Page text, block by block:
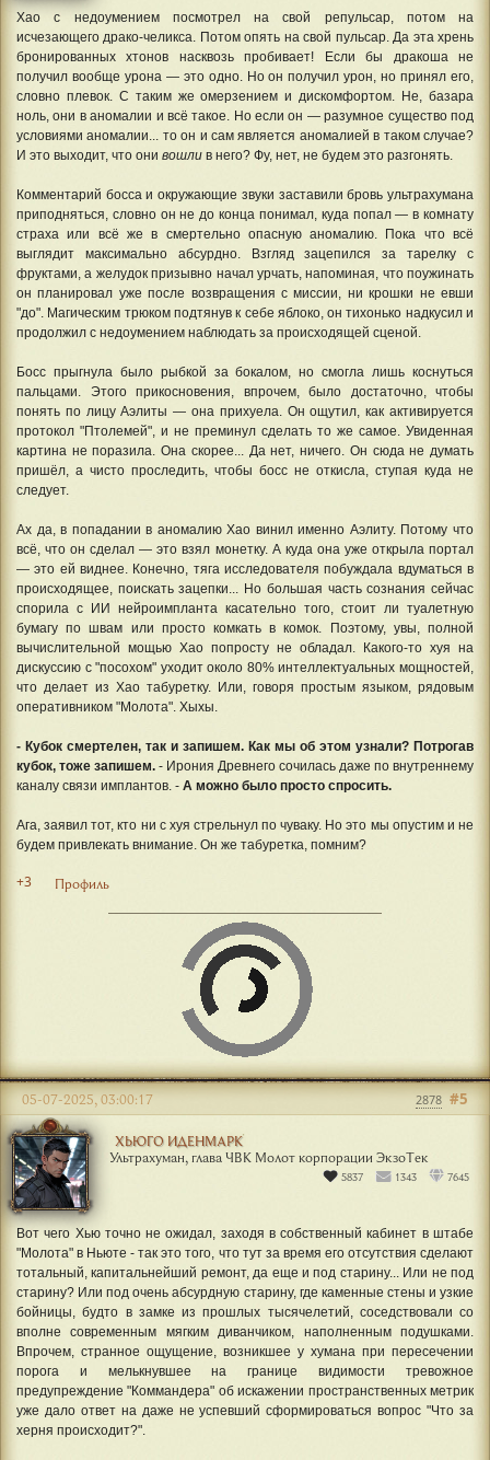
Хао с недоумением посмотрел на свой репульсар, потом на
исчезающего драко-челикса. Потом опять на свой пульсар. Да эта хрень
бронированных хтонов насквозь пробивает! Если бы дракоша не
получил вообще урона — это одно. Но он получил урон, но принял его,
словно плевок. С таким же омерзением и дискомфортом. Не, базара
ноль, они в аномалии и всё такое. Но если он — разумное существо под
условиями аномалии... то он и сам является аномалией в таком случае?
И это выходит, что они вошли в него? Фу, нет, не будем это разгонять.
Комментарий босса и окружающие звуки заставили бровь ультрахумана
приподняться, словно он не до конца понимал, куда попал — в комнату
страха или всё же в смертельно опасную аномалию. Пока что всё
выглядит максимально абсурдно. Взгляд зацепился за тарелку с
фруктами, а желудок призывно начал урчать, напоминая, что поужинать
он планировал уже после возвращения с миссии, ни крошки не евши
"до". Магическим трюком подтянув к себе яблоко, он тихонько надкусил и
продолжил с недоумением наблюдать за происходящей сценой.
Босс прыгнула было рыбкой за бокалом, но смогла лишь коснуться
пальцами. Этого прикосновения, впрочем, было достаточно, чтобы
понять по лицу Аэлиты — она прихуела. Он ощутил, как активируется
протокол "Птолемей", и не преминул сделать то же самое. Увиденная
картина не поразила. Она скорее... Да нет, ничего. Он сюда не думать
пришёл, а чисто проследить, чтобы босс не откисла, ступая куда не
следует.
Ах да, в попадании в аномалию Хао винил именно Аэлиту. Потому что
всё, что он сделал — это взял монетку. А куда она уже открыла портал
— это ей виднее. Конечно, тяга исследователя побуждала вдуматься в
происходящее, поискать зацепки... Но большая часть сознания сейчас
спорила с ИИ нейроимпланта касательно того, стоит ли туалетную
бумагу по швам или просто комкать в комок. Поэтому, увы, полной
вычислительной мощью Хао попросту не обладал. Какого-то хуя на
дискуссию с "посохом" уходит около 80% интеллектуальных мощностей,
что делает из Хао табуретку. Или, говоря простым языком, рядовым
оперативником "Молота". Хыхы.
- Кубок смертелен, так и запишем. Как мы об этом узнали? Потрогав
кубок, тоже запишем. - Ирония Древнего сочилась даже по внутреннему
каналу связи имплантов. - А можно было просто спросить.
Ага, заявил тот, кто ни с хуя стрельнул по чуваку. Но это мы опустим и не
будем привлекать внимание. Он же табуретка, помним?
+3 Профиль
ХЬЮГО ИДЕНМАРК
Ультрахуман, глава ЧВК Молот корпорации ЭкзоТек
5837 1343 7645
#5
05-07-2025, 03:00:17 2878
Вот чего Хью точно не ожидал, заходя в собственный кабинет в штабе
"Молота" в Ньюте - так это того, что тут за время его отсутствия сделают
тотальный, капитальнейший ремонт, да еще и под старину... Или не под
старину? Или под очень абсурдную старину, где каменные стены и узкие
бойницы, будто в замке из прошлых тысячелетий, соседствовали со
вполне современным мягким диванчиком, наполненным подушками.
Впрочем, странное ощущение, возникшее у хумана при пересечении
порога и мелькнувшее на границе видимости тревожное
предупреждение "Коммандера" об искажении пространственных метрик
уже дало ответ на даже не успевший сформироваться вопрос "Что за
херня происходит?".